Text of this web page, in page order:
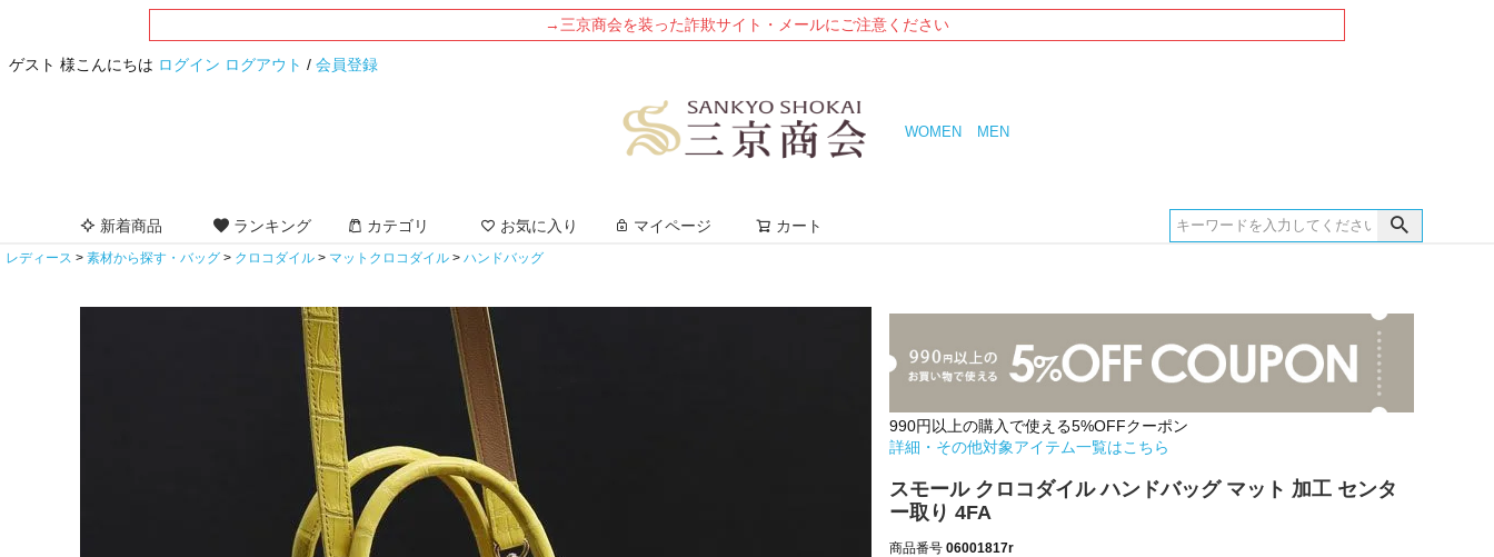
→三京商会を装った詐欺サイト・メールにご注意ください
ゲスト 様こんにちは ログイン ログアウト / 会員登録
WOMEN MEN
新着商品 ランキング カテゴリ お気に入り マイページ カート
レディース 素材から探す・バッグ クロコダイル マットクロコダイル ハンドバッグ
990円以上の購入で使える5%OFFクーポン
詳細・その他対象アイテム一覧はこちら
スモール クロコダイル ハンドバッグ マット 加工 センタ
ー取り 4FA
商品番号 06001817r